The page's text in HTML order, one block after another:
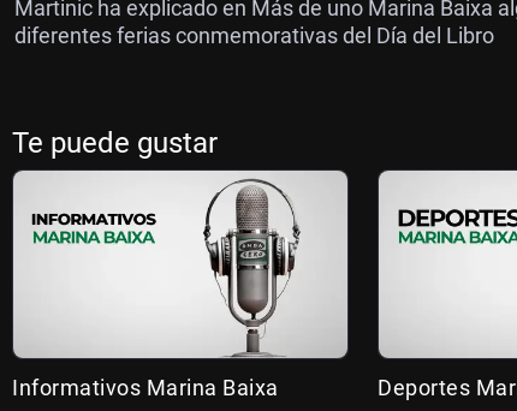
Martinic ha explicado en Más de uno Marina Baixa
diferentes ferias conmemorativas del Día del Libro
Te puede gustar
Informativos Marina Baixa Deportes